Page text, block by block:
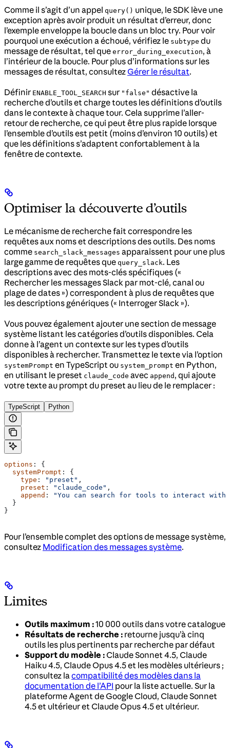
Comme il s’agit d’un appel query() unique, le SDK lève une
exception après avoir produit un résultat d’erreur, donc
l’exemple enveloppe la boucle dans un bloc try. Pour voir
pourquoi une exécution a échoué, vérifiez le subtype du
message de résultat, tel que error_during_execution, à
l’intérieur de la boucle. Pour plus d’informations sur les
messages de résultat, consultez Gérer le résultat.
Définir ENABLE_TOOL_SEARCH sur "false" désactive la
recherche d’outils et charge toutes les définitions d’outils
dans le contexte à chaque tour. Cela supprime l’aller-
retour de recherche, ce qui peut être plus rapide lorsque
l’ensemble d’outils est petit (moins d’environ 10 outils) et
que les définitions s’adaptent confortablement à la
fenêtre de contexte.
Optimiser la découverte d’outils
Le mécanisme de recherche fait correspondre les
requêtes aux noms et descriptions des outils. Des noms
comme search_slack_messages apparaissent pour une plus
large gamme de requêtes que query_slack. Les
descriptions avec des mots-clés spécifiques («
Rechercher les messages Slack par mot-clé, canal ou
plage de dates ») correspondent à plus de requêtes que
les descriptions génériques (« Interroger Slack »).
Vous pouvez également ajouter une section de message
système listant les catégories d’outils disponibles. Cela
donne à l’agent un contexte sur les types d’outils
disponibles à rechercher. Transmettez le texte via l’option
systemPrompt en TypeScript ou system_prompt en Python,
en utilisant le preset claude_code avec append , qui ajoute
votre texte au prompt du preset au lieu de le remplacer :
TypeScript Python
options : {
  systemPrompt
: {
    type
: "preset" ,
    preset
: "claude_code" ,
    append
:
"You can search for tools to interact with
  }
}
Pour l’ensemble complet des options de message système,
consultez Modification des messages système.
Limites
Outils maximum :10 000 outils dans votre catalogue
Résultats de recherche : retourne jusqu’à cinq
outils les plus pertinents par recherche par défaut
Support du modèle :Claude Sonnet 4.5, Claude
Haiku 4.5, Claude Opus 4.5 et les modèles ultérieurs ;
consultez la compatibilité des modèles dans la
documentation de l’API pour la liste actuelle. Sur la
plateforme Agent de Google Cloud, Claude Sonnet
4.5 et ultérieur et Claude Opus 4.5 et ultérieur.